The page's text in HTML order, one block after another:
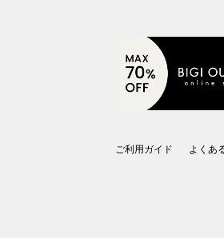
ご利用ガイド よくあ